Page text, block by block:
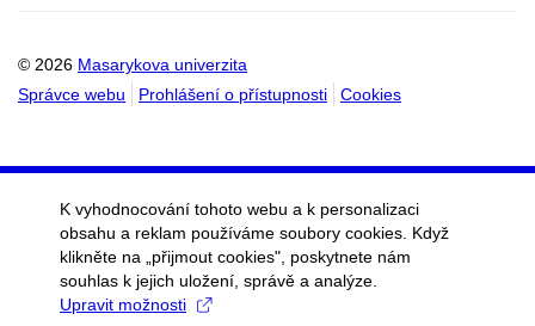
© 2026 Masarykova univerzita
Správce webu
Prohlášení o přístupnosti Cookies
K vyhodnocování tohoto webu a k personalizaci
obsahu a reklam používáme soubory cookies. Když
klikněte na „přijmout cookies", poskytnete nám
souhlas k jejich uložení, správě a analýze.
Upravit možnosti